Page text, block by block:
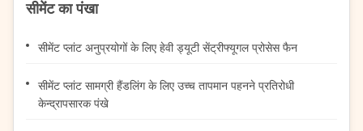
सीमेंट का पंखा
सीमेंट प्लांट अनुप्रयोगों के लिए हेवी ड्यूटी सेंट्रीफ्यूगल प्रोसेस फैन
सीमेंट प्लांट सामग्री हैंडलिंग के लिए उच्च तापमान पहनने प्रतिरोधी
केन्द्रापसारक पंखे